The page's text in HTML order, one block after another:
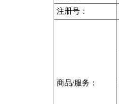
注册号：
商品/服务：